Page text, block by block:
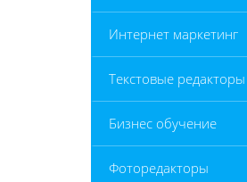
Интернет маркетинг
Текстовые редакторы
Бизнес обучение
Фоторедакторы